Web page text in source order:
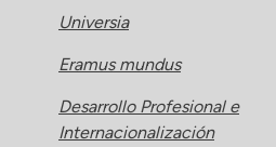
Universia
Eramus mundus
Desarrollo Profesional e
Internacionalización